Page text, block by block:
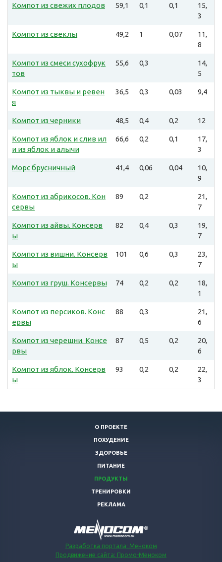
Компот из свежих плодов 59,1 0,1 0,1
15,
3
Компот из свеклы 49,2 1 0,07
11,
8
Компот из смеси сухофрук
тов
55,6 0,3
14,
5
Компот из тыквы и ревен
я
36,5 0,3 0,03 9,4
Компот из черники 48,5 0,4 0,2 12
Компот из яблок и слив ил
и из яблок и алычи
66,6 0,2 0,1
17,
3
Морс брусничный 41,4 0,06 0,04
10,
9
Компот из абрикосов. Кон
сервы
89 0,2
21,
7
Компот из айвы. Консерв
ы
82 0,4 0,3
19,
7
Компот из вишни. Консерв
ы
101 0,6 0,3
23,
7
Компот из груш. Консервы 74 0,2 0,2
18,
1
Компот из персиков. Конс
ервы
88 0,3
21,
6
Компот из черешни. Консе
рвы
87 0,5 0,2
20,
6
Компот из яблок. Консерв
ы
93 0,2 0,2
22,
3
О ПРОЕКТЕ
ПОХУДЕНИЕ
ЗДОРОВЬЕ
ПИТАНИЕ
ПРОДУКТЫ
ТРЕНИРОВКИ
РЕКЛАМА
Разработка портала: Меноком
Продвижение сайта: Промо-Меноком